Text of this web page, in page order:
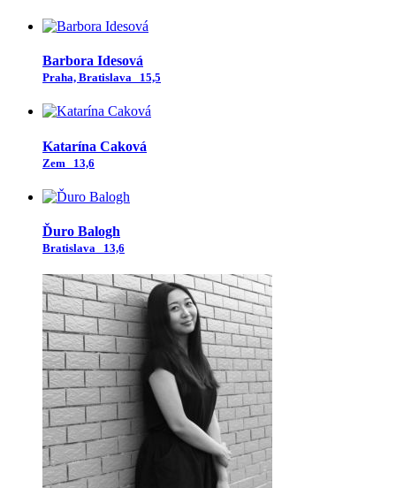
Barbora Idesová
Praha, Bratislava 15,5
Katarína Caková
Zem 13,6
Ďuro Balogh
Bratislava 13,6